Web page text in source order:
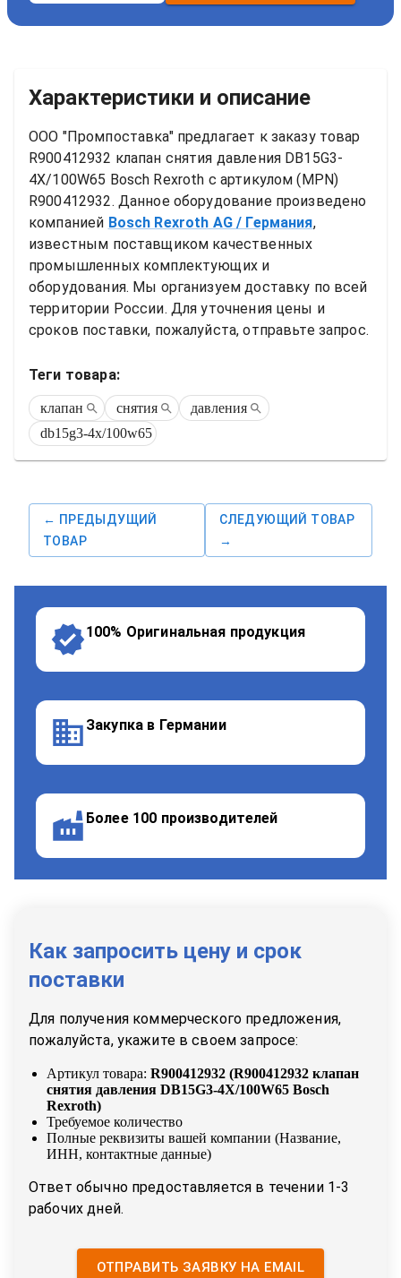
Характеристики и описание
ООО "Промпоставка" предлагает к заказу товар
R900412932 клапан снятия давления DB15G3-
4X/100W65 Bosch Rexroth
R900412932. Данное оборудование произведено
компанией Bosch Rexroth AG / Германия,
известным поставщиком качественных
промышленных комплектующих и
оборудования. Мы организуем доставку по всей
территории России. Для уточнения цены и
сроков поставки, пожалуйста, отправьте запрос.
Теги товара:
клапан снятия
давления
db15g3-4x/100w65
← ПРЕДЫДУЩИЙ
ТОВАР
СЛЕДУЮЩИЙ ТОВАР
→
100% Оригинальная продукция
Закупка в Германии
Более 100 производителей
Как запросить цену и срок
поставки
Для получения коммерческого предложения,
пожалуйста, укажите в своем запросе:
Артикул товара: R900412932 (R900412932 клапан
снятия давления DB15G3-4X/100W65 Bosch
Rexroth)
Требуемое количество
Полные реквизиты вашей компании (Название,
ИНН, контактные данные)
Ответ обычно предоставляется в течении 1-3
рабочих дней.
ОТПРАВИТЬ ЗАЯВКУ НА EMAIL